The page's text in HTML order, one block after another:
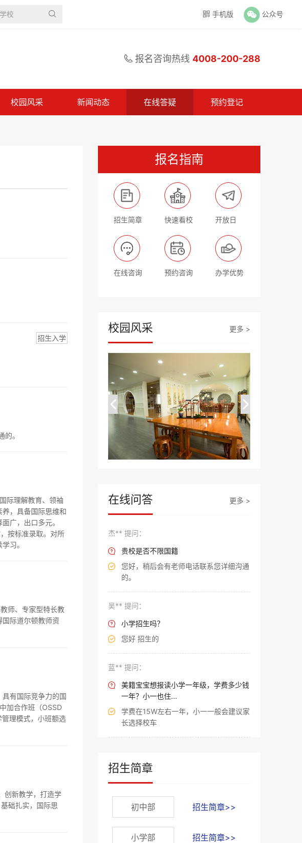
  手机版 公众号
 报名咨询热线 4008-200-288
校园风采 新闻动态 在线答疑 预约登记
招生入学
。
际理解教育、领袖
，具备国际思维和
广，出口多元。
按标准录取。对所
习。
师、专家型特长教
际道尔顿教师资
有国际竞争力的国
加合作班（OSSD
理模式，小班额选
创新教学，打造学
础扎实，国际思
报名指南
招生简章 快速看校 开放日
在线咨询 预约咨询 办学优势
校园风采 更多 >
在线问答 更多 >
杰** 提问：
 贵校是否不限国籍

您好，稍后会有老师电话联系您详细沟通
的。
吴** 提问：
 小学招生吗？
 您好 招生的
蓝** 提问：

美籍宝宝想报读小学一年级，学费多少钱
一年？小一也住...

学费在15W左右一年，小一一般会建议家
长选择校车
招生简章
初中部 招生简章>>
小学部 招生简章>>